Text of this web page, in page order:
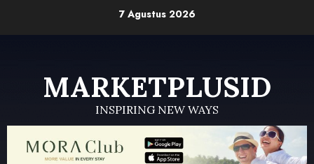
7 Agustus 2026
MARKETPLUSID
INSPIRING NEW WAYS